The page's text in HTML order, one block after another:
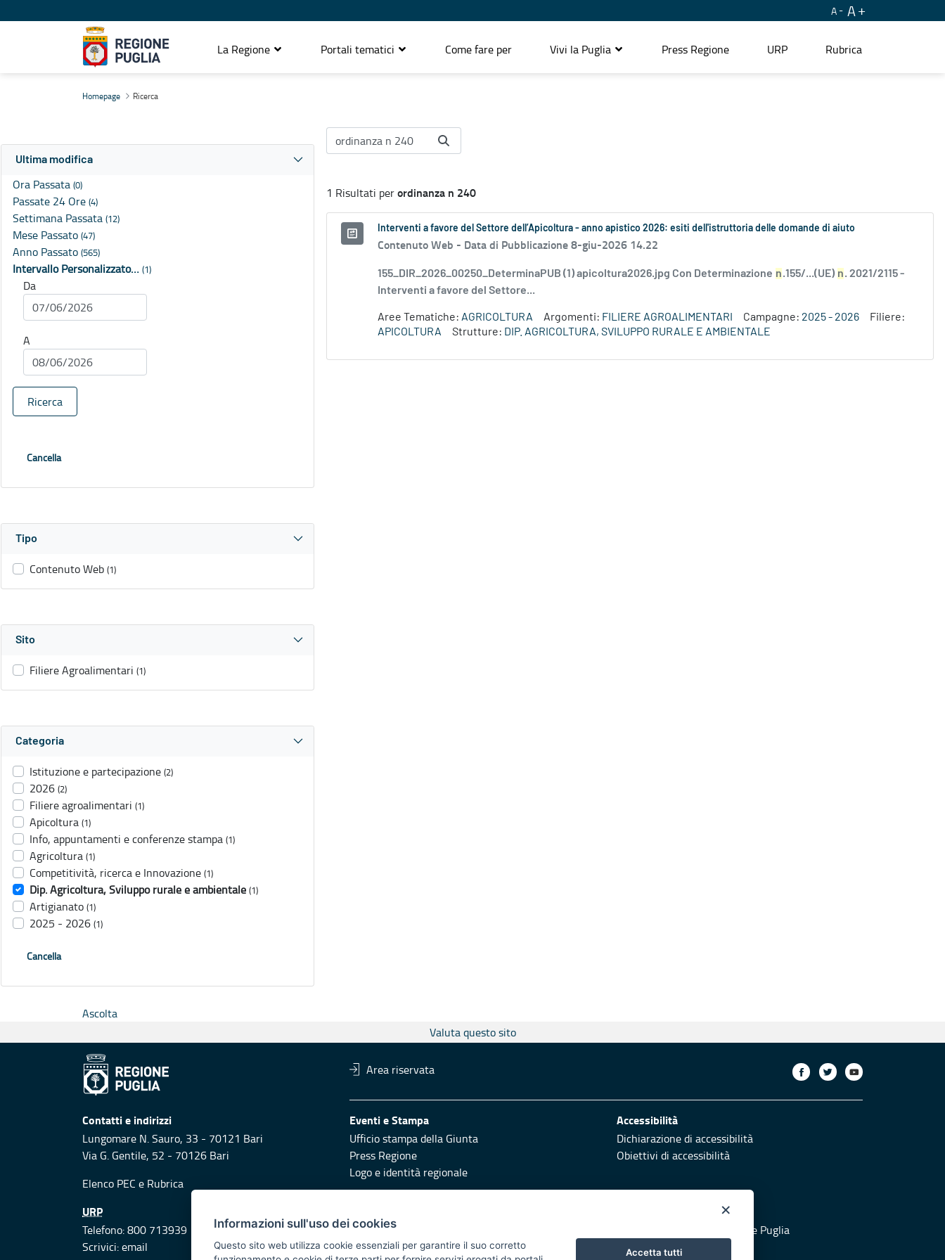
A A
La Regione Portali tematici Come fare per Vivi la Puglia Press Regione URP Rubrica
Homepage Ricerca
Ultima modifica
Ora Passata (0)
Passate 24 Ore (4)
Settimana Passata (12)
Mese Passato (47)
Anno Passato (565)
Intervallo Personalizzato… (1)
Da
A
Ricerca
Cancella
Tipo
Contenuto Web (1)
Sito
Filiere Agroalimentari (1)
Categoria
Istituzione e partecipazione (2)
2026 (2)
Filiere agroalimentari (1)
Apicoltura (1)
Info, appuntamenti e conferenze stampa (1)
Agricoltura (1)
Competitività, ricerca e Innovazione (1)
Dip. Agricoltura, Sviluppo rurale e ambientale (1)
Artigianato (1)
2025 - 2026 (1)
Cancella
1 Risultati perordinanza n 240
Interventi a favore del Settore dell’Apicoltura - anno apistico 2026: esiti dell'istruttoria delle domande di aiuto
Contenuto Web - Data di Pubblicazione 8-giu-2026 14.22
155_DIR_2026_00250_DeterminaPUB (1) apicoltura2026.jpg Con Determinazione n.155/...(UE) n. 2021/2115 -
Interventi a favore del Settore...
Aree Tematiche: AGRICOLTURA Argomenti: FILIERE AGROALIMENTARI Campagne: 2025 - 2026
Filiere:
APICOLTURA
Strutture: DIP. AGRICOLTURA, SVILUPPO RURALE E AMBIENTALE
Ascolta
Valuta questo sito
Area riservata
Contatti e indirizzi
Lungomare N. Sauro, 33 - 70121 Bari
Via G. Gentile, 52 - 70126 Bari
Elenco PEC e Rubrica
Eventi e Stampa
Ufficio stampa della Giunta
Press Regione
Logo e identità regionale
Accessibilità
Dichiarazione di accessibilità
Obiettivi di accessibilità
URP
Telefono: 800 713939
Scrivici:email
Responsabili di pubblicazione Vai al sito di Protezione Civile Puglia
×
Informazioni sull'uso dei cookies
Questo sito web utilizza cookie essenziali per garantire il suo corretto
Accetta tutti